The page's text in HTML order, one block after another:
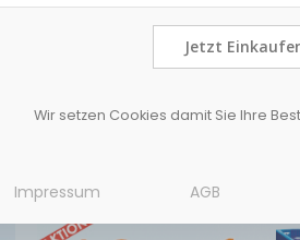
erfrischend klar: ein
Jetzt
Wir setzen Cookies damit Sie Ihre
Impressum AGB